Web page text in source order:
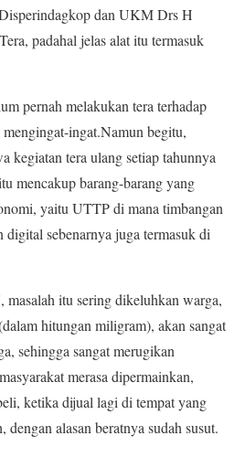
dan UKM Drs H
padahal jelas alat itu termasuk
pernah melakukan tera terhadap
ingat.Namun begitu,
kegiatan tera ulang setiap tahunnya
mencakup barang-barang yang
yaitu UTTP di mana timbangan
digital sebenarnya juga termasuk di
masalah itu sering dikeluhkan warga,
hitungan miligram), akan sangat
sehingga sangat merugikan
merasa dipermainkan,
ketika dijual lagi di tempat yang
dengan alasan beratnya sudah susut.